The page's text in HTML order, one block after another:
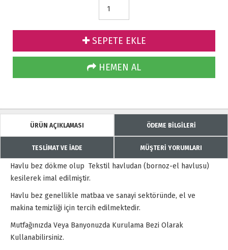
SEPETE EKLE
HEMEN AL
ÜRÜN AÇIKLAMASI ÖDEME BİLGİLERİ
TESLİMAT VE İADE MÜŞTERİ YORUMLARI
Havlu bez dökme olup Tekstil havludan (bornoz-el havlusu)
kesilerek imal edilmiştir.
Havlu bez genellikle matbaa ve sanayi sektöründe, el ve
makina temizliği için tercih edilmektedir.
Mutfağınızda Veya Banyonuzda Kurulama Bezi Olarak
Kullanabilirsiniz.